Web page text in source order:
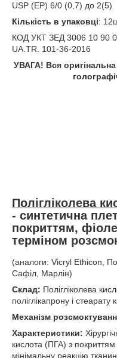
USP (EP) 6/0 (0,7) до 2(5)
Кількість в упаковці:
КОД УКТ ЗЕД 3006 10 90
UA.TR. 101-36-2016
УВАГА! Вся оригінальна
Полігліколева
- синтетична
покриттям,
терміном
(аналоги: Vicryl Еthicon,
Сафіл, Марлін)
Склад: Полігліколева
поліглікапрону і стеарату
Механізм
Характеристики:
кислота (ПГА) з
мінімальну реакцію